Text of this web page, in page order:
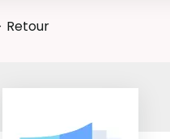
Retour